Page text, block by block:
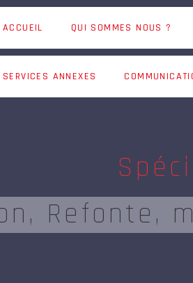
ACCUEIL QUI SOMMES NOUS ?
SERVICES ANNEXES
Refonte,